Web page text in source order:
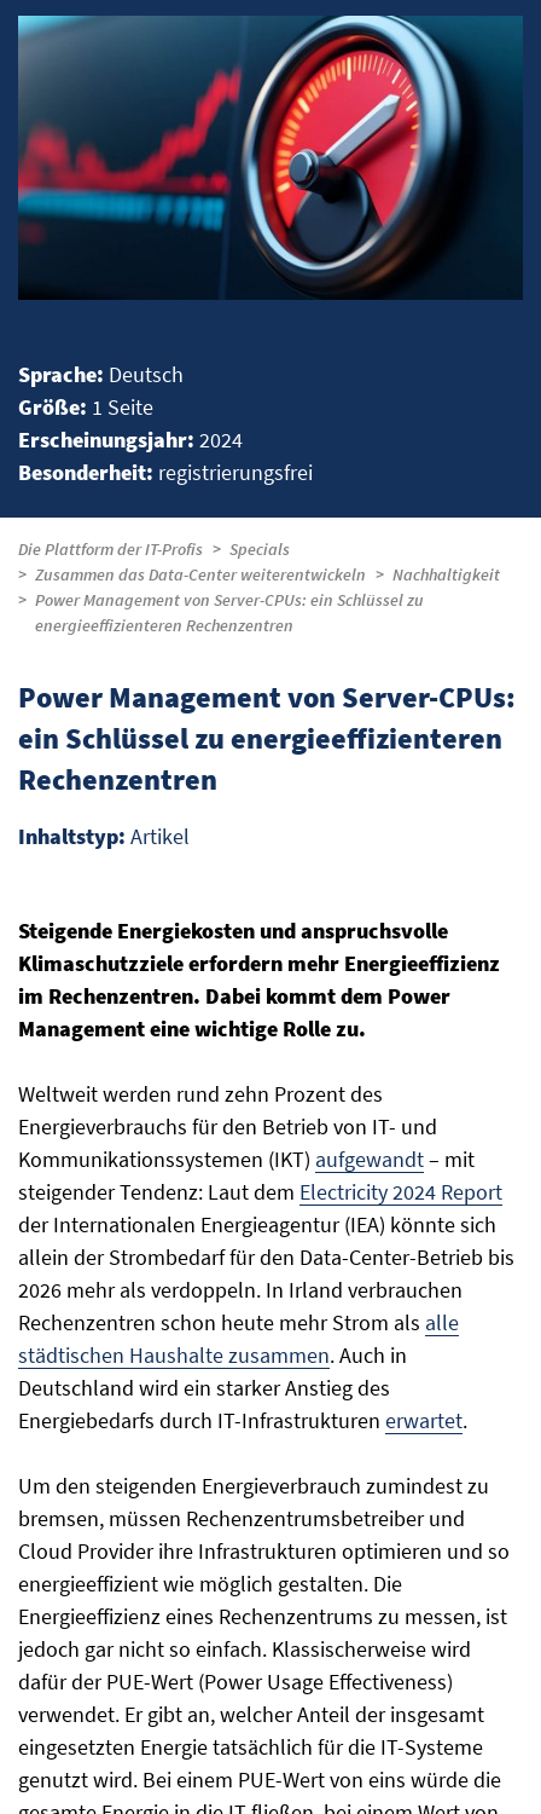
Sprache: Deutsch
Größe: 1 Seite
Erscheinungsjahr: 2024
Besonderheit: registrierungsfrei
Die Plattform der IT-Profis
Specials
Zusammen das Data-Center weiterentwickeln
Nachhaltigkeit
Power Management von Server-CPUs: ein Schlüssel zu
energieeffizienteren Rechenzentren
Steigende Energiekosten und anspruchsvolle
Klimaschutzziele erfordern mehr Energieeffizienz
im Rechenzentren. Dabei kommt dem Power
Management eine wichtige Rolle zu.
Weltweit werden rund zehn Prozent des
Energieverbrauchs für den Betrieb von IT- und
Kommunikationssystemen (IKT) aufgewandt– mit
steigender Tendenz: Laut dem Electricity 2024 Report
der Internationalen Energieagentur (IEA) könnte sich
allein der Strombedarf für den Data-Center-Betrieb bis
2026 mehr als verdoppeln. In Irland verbrauchen
Rechenzentren schon heute mehr Strom als alle
städtischen Haushalte zusammen. Auch in
Deutschland wird ein starker Anstieg des
Energiebedarfs durch IT-Infrastrukturen erwartet.
Um den steigenden Energieverbrauch zumindest zu
bremsen, müssen Rechenzentrumsbetreiber und
Cloud Provider ihre Infrastrukturen optimieren und so
energieeffizient wie möglich gestalten. Die
Energieeffizienz eines Rechenzentrums zu messen, ist
jedoch gar nicht so einfach. Klassischerweise wird
dafür der PUE-Wert (Power Usage Effectiveness)
verwendet. Er gibt an, welcher Anteil der insgesamt
eingesetzten Energie tatsächlich für die IT-Systeme
genutzt wird. Bei einem PUE-Wert von eins würde die
Power Management von Server-CPUs:
ein Schlüssel zu energieeffizienteren
Rechenzentren
Inhaltstyp: Artikel